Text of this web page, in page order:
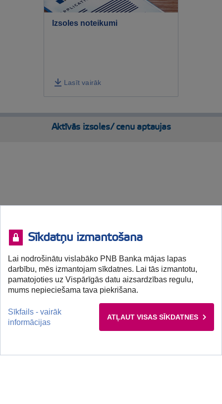
Izsoles noteikumi
Lasīt vairāk
Aktīvās izsoles/ cenu aptaujas
+371 67041100 (I-V 9:00-13:00)
Klientu pieņemšana klātienē tikai pēc iepriekšēja pieraksta.
Sīkdatņu izmantošana
Lai nodrošinātu vislabāko PNB Banka mājas lapas
darbību, mēs izmantojam sīkdatnes. Lai tās izmantotu,
pamatojoties uz Vispārīgās datu aizsardzības regulu,
mums nepieciešama tava piekrišana.
Sīkfails - vairāk
informācijas
ATĻAUT VISAS SĪKDATNES